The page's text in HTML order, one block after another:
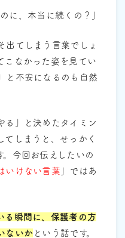
に、本当に続くの？」
出てしまう言葉でしょ
こなかった姿を見てい
」と不安になるのも自然
る」と決めたタイミン
てしまうと、せっかく
。今回お伝えしたいの
いけない言葉 」ではあ
る瞬間に、保護者の方
ないか という話です。